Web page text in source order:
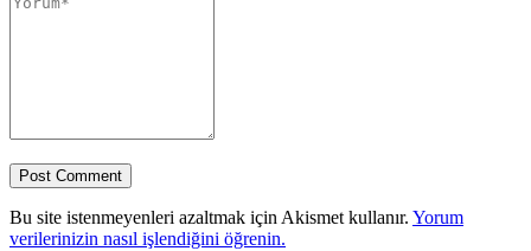
Bu site istenmeyenleri azaltmak için Akismet kullanır. Yorum
verilerinizin nasıl işlendiğini öğrenin.